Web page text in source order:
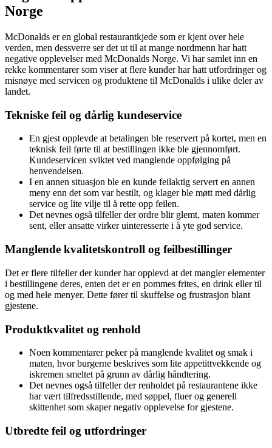
Norge
McDonalds er en global restaurantkjede som er kjent over hele
verden, men dessverre ser det ut til at mange nordmenn har hatt
negative opplevelser med McDonalds Norge. Vi har samlet inn en
rekke kommentarer som viser at flere kunder har hatt utfordringer og
misnøye med servicen og produktene til McDonalds i ulike deler av
landet.
Tekniske feil og dårlig kundeservice
En gjest opplevde at betalingen ble reservert på kortet, men en
teknisk feil førte til at bestillingen ikke ble gjennomført.
Kundeservicen sviktet ved manglende oppfølging på
henvendelsen.
I en annen situasjon ble en kunde feilaktig servert en annen
meny enn det som var bestilt, og klager ble møtt med dårlig
service og lite vilje til å rette opp feilen.
Det nevnes også tilfeller der ordre blir glemt, maten kommer
sent, eller ansatte virker uinteresserte i å yte god service.
Manglende kvalitetskontroll og feilbestillinger
Det er flere tilfeller der kunder har opplevd at det mangler elementer
i bestillingene deres, enten det er en pommes frites, en drink eller til
og med hele menyer. Dette fører til skuffelse og frustrasjon blant
gjestene.
Produktkvalitet og renhold
Noen kommentarer peker på manglende kvalitet og smak i
maten, hvor burgerne beskrives som lite appetittvekkende og
iskremen smeltet på grunn av dårlig håndtering.
Det nevnes også tilfeller der renholdet på restaurantene ikke
har vært tilfredsstillende, med søppel, fluer og generell
skittenhet som skaper negativ opplevelse for gjestene.
Utbredte feil og utfordringer